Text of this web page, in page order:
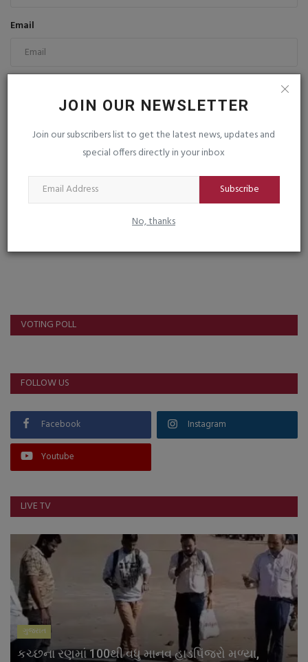
JOIN OUR NEWSLETTER
Join our subscribers list to get the latest news, updates and
special offers directly in your inbox
Subscribe
No, thanks
Email
Post Comment
VOTING POLL
FOLLOW US
Facebook Instagram
Youtube
LIVE TV
ગુજરાત
કચ્છના રણમાં 100થી વધુ માનવ હાડપિંજરો મળ્યા,